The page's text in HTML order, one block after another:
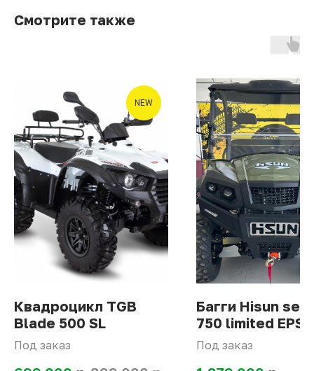
Смотрите также
NEW
Квадроцикл TGB
Blade 500 SL
Под заказ
Багги Hisun
750 limited EPS
Под заказ